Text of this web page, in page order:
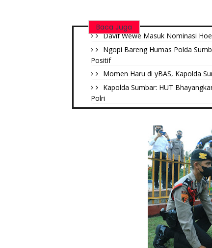
Baca Juga
Davif Wewe Masuk Nominasi
Ngopi Bareng Humas Polda
Positif
Momen Haru di yBAS, Kapolda
Kapolda Sumbar: HUT
Polri